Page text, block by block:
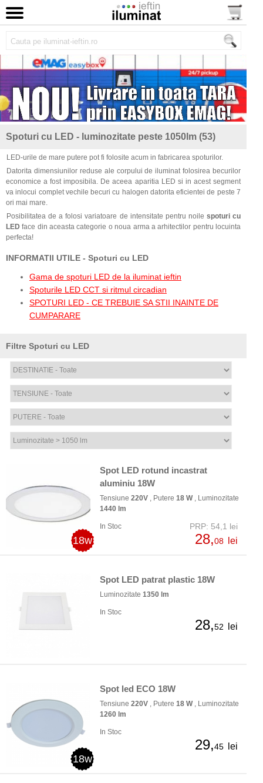
Spoturi cu LED - luminozitate peste 1050lm (53)
LED-urile de mare putere pot fi folosite acum in fabricarea spoturilor.
Datorita dimensiunilor reduse ale corpului de iluminat folosirea becurilor
economice a fost imposibila. De aceea aparitia LED si in acest segment
va inlocui complet vechile becuri cu halogen datorita eficientei de peste 7
ori mai mare.
Posibilitatea de a folosi variatoare de intensitate pentru noile spoturi cu
LED face din aceasta categorie o noua arma a arhitectilor pentru locuinta
perfecta!
INFORMATII UTILE - Spoturi cu LED
Gama de spoturi LED de la iluminat ieftin
Spoturile LED CCT si ritmul circadian
SPOTURI LED - CE TREBUIE SA STII INAINTE DE
CUMPARARE
Filtre Spoturi cu LED
18w
Spot LED rotund incastrat
aluminiu 18W
Tensiune 220V , Putere 18 W, Luminozitate
1440 lm
In Stoc PRP: 54,1 lei
28,08 lei
Spot LED patrat plastic 18W
Luminozitate 1350 lm
In Stoc
28,52 lei
18w
Spot led ECO 18W
Tensiune 220V , Putere 18 W, Luminozitate
1260 lm
In Stoc
29,45 lei